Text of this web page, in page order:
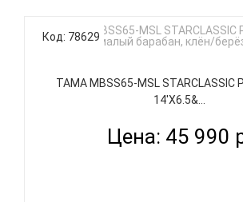
Код: 78629
TAMA MBSS65-MSL STARCLASSIC
14'X6.5&...
Цена: 45 990